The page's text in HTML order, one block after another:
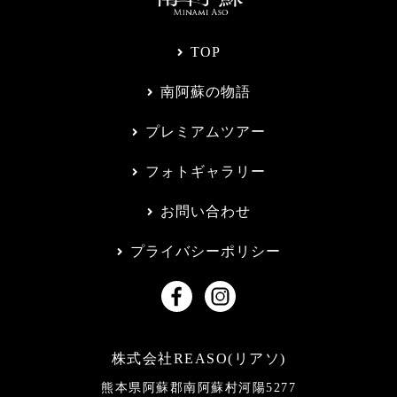
TOP
南阿蘇の物語
プレミアムツアー
フォトギャラリー
お問い合わせ
プライバシーポリシー
株式会社REASO(リアソ)
熊本県阿蘇郡南阿蘇村河陽5277